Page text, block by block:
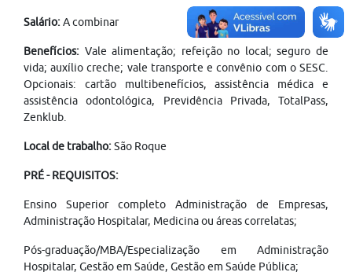
Salário:A combinar
Benefícios: Vale alimentação; refeição no local; seguro de
vida; auxílio creche; vale transporte e convênio com o SESC.
Opcionais: cartão multibenefícios, assistência médica e
assistência odontológica, Previdência Privada, TotalPass,
Zenklub.
Local de trabalho:São Roque
PRÉ - REQUISITOS:
Ensino Superior completo Administração de Empresas,
Administração Hospitalar, Medicina ou áreas correlatas;
Pós-graduação/MBA/Especialização em Administração
Hospitalar, Gestão em Saúde, Gestão em Saúde Pública;